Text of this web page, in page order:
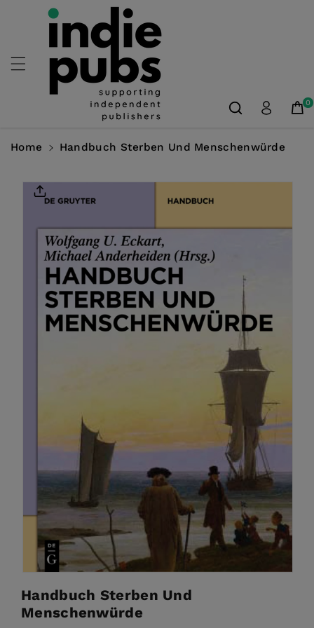
Skip To
Content
0
Home Handbuch Sterben Und Menschenwürde
Product
Handbuch Sterben Und
Menschenwürde